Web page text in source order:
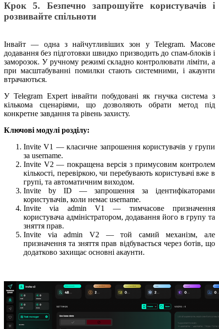
Крок 5. Безпечно запрошуйте користувачів і
розвивайте спільноти
Інвайт — одна з найчутливіших зон у Telegram. Масове
додавання без підготовки швидко призводить до спам-блоків і
заморозок. У ручному режимі складно контролювати ліміти, а
при масштабуванні помилки стають системними, і акаунти
втрачаються.
У Telegram Expert інвайти побудовані як гнучка система з
кількома сценаріями, що дозволяють обрати метод під
конкретне завдання та рівень захисту.
Ключові модулі розділу:
Invite V1 — класичне запрошення користувачів у групи
за username.
Invite V2 — покращена версія з примусовим контролем
кількості, перевіркою, чи перебувають користувачі вже в
групі, та автоматичним виходом.
Invite by ID — запрошення за ідентифікаторами
користувачів, коли немає username.
Invite via admin V1 — тимчасове призначення
користувача адміністратором, додавання його в групу та
зняття прав.
Invite via admin V2 — той самий механізм, але
призначення та зняття прав відбувається через ботів, що
додатково захищає основні акаунти.